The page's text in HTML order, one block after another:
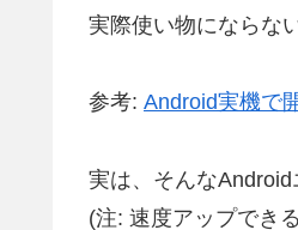
実際使い物にならな
参考: Android実機で
実は、そんな
(注: 速度アップでき